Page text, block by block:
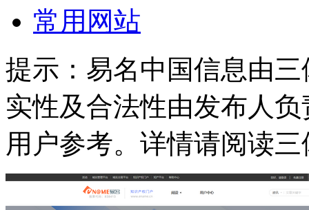
常用网站
提示： 易名中国信息由
实性及合法性由发布人
用户参考。详情请阅读